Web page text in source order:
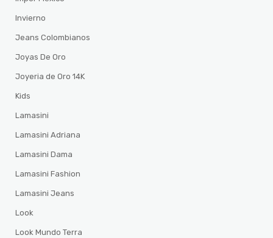
Invierno
Jeans Colombianos
Joyas De Oro
Joyeria de Oro 14K
Kids
Lamasini
Lamasini Adriana
Lamasini Dama
Lamasini Fashion
Lamasini Jeans
Look
Look Mundo Terra